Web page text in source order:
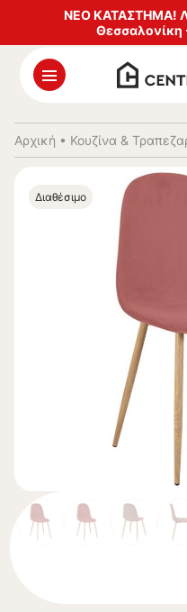
ΝΕΟ ΚΑΤΑΣΤΗΜΑ! Λ.
Θεσσαλονίκη
Αρχική • Κουζίνα &
Διαθέσιμο